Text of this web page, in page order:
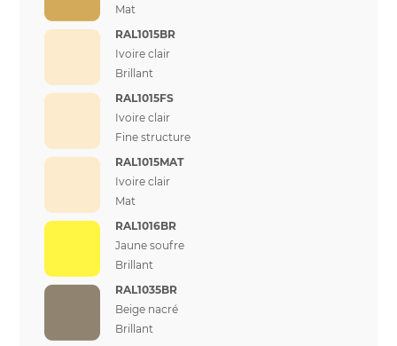
Mat
RAL1015BR
Ivoire clair
Brillant
RAL1015FS
Ivoire clair
Fine structure
RAL1015MAT
Ivoire clair
Mat
RAL1016BR
Jaune soufre
Brillant
RAL1035BR
Beige nacré
Brillant